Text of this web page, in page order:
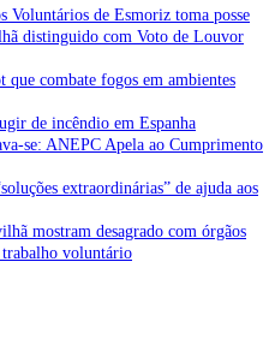
Voluntários de Esmoriz toma posse
distinguido com Voto de Louvor
que combate fogos em ambientes
de incêndio em Espanha
se: ANEPC Apela ao Cumprimento
extraordinárias” de ajuda aos
mostram desagrado com órgãos
trabalho voluntário